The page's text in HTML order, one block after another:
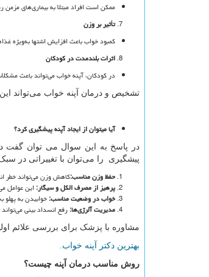
ممکن است افراد مبتلا به بیماری‌های
تأثیر بر وزن
کمبود خواب باعث افزایش اشتها به‌ویژه
اثرات بلندمدت در کودکان
در کودکان، آپنه خواب می‌تواند باعث
تشخیص و درمان آپنه خواب می‌تواند
آیا میتوان از ایجاد آپنه پیشگیری کرد؟
در پاسخ به این سوال می توان گفت
پیشگیری را می‌توان با تغییراتی در
حفظ وزن مناسب:کاهش وزن می‌تواند خطر
پرهیز از مصرف الکل و سیگار:این عوامل
خواب در وضعیت مناسب:خوابیدن به
مدیریت آلرژی‌ها:رفع انسداد بینی
مشاوره با پزشک برای بررسی علائم
بهترین دکتر آپنه‌ خواب.
روش مناسب درمان آپنه چیست؟